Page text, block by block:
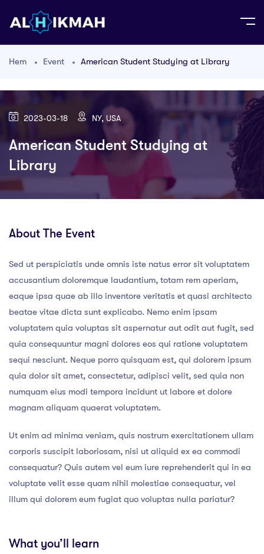
Hem Event American Student Studying at Library
2023-03-18 NY, USA
American Student Studying at
Library
About The Event
Sed ut perspiciatis unde omnis iste natus error sit voluptatem
accusantium doloremque laudantium, totam rem aperiam,
eaque ipsa quae ab illo inventore veritatis et quasi architecto
beatae vitae dicta sunt explicabo. Nemo enim ipsam
voluptatem quia voluptas sit aspernatur aut odit aut fugit, sed
quia consequuntur magni dolores eos qui ratione voluptatem
sequi nesciunt. Neque porro quisquam est, qui dolorem ipsum
quia dolor sit amet, consectetur, adipisci velit, sed quia non
numquam eius modi tempora incidunt ut labore et dolore
magnam aliquam quaerat voluptatem.
Ut enim ad minima veniam, quis nostrum exercitationem ullam
corporis suscipit laboriosam, nisi ut aliquid ex ea commodi
consequatur? Quis autem vel eum iure reprehenderit qui in ea
voluptate velit esse quam nihil molestiae consequatur, vel
illum qui dolorem eum fugiat quo voluptas nulla pariatur?
What you’ll learn